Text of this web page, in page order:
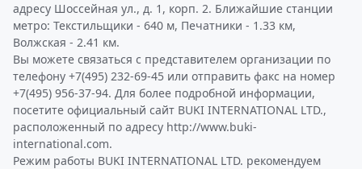
адресу Шоссейная ул., д. 1, корп. 2. Ближайшие станции
метро: Текстильщики - 640 м, Печатники - 1.33 км,
Волжская - 2.41 км.
Вы можете связаться с представителем организации по
телефону +7(495) 232-69-45 или отправить факс на номер
+7(495) 956-37-94. Для более подробной информации,
посетите официальный сайт BUKI INTERNATIONAL LTD.,
расположенный по адресу http://www.buki-
international.com.
Режим работы BUKI INTERNATIONAL LTD. рекомендуем